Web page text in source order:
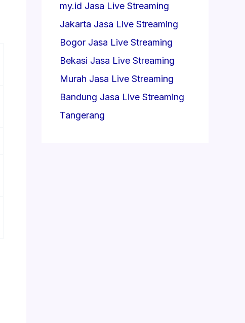
my.id Jasa Live Streaming
Jakarta Jasa Live Streaming
Bogor Jasa Live Streaming
Bekasi Jasa Live Streaming
Murah Jasa Live Streaming
Bandung Jasa Live Streaming
Tangerang